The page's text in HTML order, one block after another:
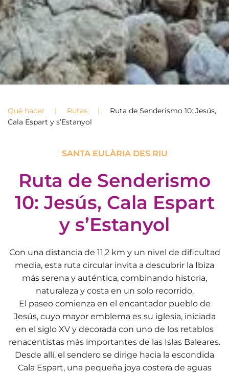
Qué hacer Rutas
Ruta de Senderismo 10: Jesús,
Cala Espart y s’Estanyol
SANTA EULÀRIA DES RIU
Ruta de Senderismo
10: Jesús, Cala Espart
y s’Estanyol
Con una distancia de 11,2 km y un nivel de dificultad
media, esta ruta circular invita a descubrir la Ibiza
más serena y auténtica, combinando historia,
naturaleza y costa en un solo recorrido.
El paseo comienza en el encantador pueblo de
Jesús, cuyo mayor emblema es su iglesia, iniciada
en el siglo XV y decorada con uno de los retablos
renacentistas más importantes de las Islas Baleares.
Desde allí, el sendero se dirige hacia la escondida
Cala Espart, una pequeña joya costera de aguas